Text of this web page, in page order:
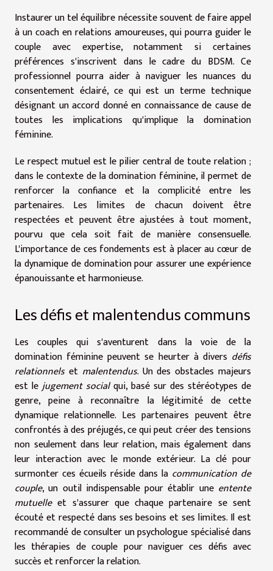
Instaurer un tel équilibre nécessite souvent de faire appel
à un coach en relations amoureuses, qui pourra guider le
couple avec expertise, notamment si certaines
préférences s'inscrivent dans le cadre du BDSM. Ce
professionnel pourra aider à naviguer les nuances du
consentement éclairé, ce qui est un terme technique
désignant un accord donné en connaissance de cause de
toutes les implications qu'implique la domination
féminine.
Le respect mutuel est le pilier central de toute relation ;
dans le contexte de la domination féminine, il permet de
renforcer la confiance et la complicité entre les
partenaires. Les limites de chacun doivent être
respectées et peuvent être ajustées à tout moment,
pourvu que cela soit fait de manière consensuelle.
L'importance de ces fondements est à placer au cœur de
la dynamique de domination pour assurer une expérience
épanouissante et harmonieuse.
Les défis et malentendus communs
Les couples qui s'aventurent dans la voie de la
domination féminine peuvent se heurter à divers défis
relationnels et malentendus. Un des obstacles majeurs
est lejugement socialqui, basé sur des stéréotypes de
genre, peine à reconnaître la légitimité de cette
dynamique relationnelle. Les partenaires peuvent être
confrontés à des préjugés, ce qui peut créer des tensions
non seulement dans leur relation, mais également dans
leur interaction avec le monde extérieur. La clé pour
surmonter ces écueils réside dans la communication de
couple, un outil indispensable pour établir une entente
mutuelleet s'assurer que chaque partenaire se sent
écouté et respecté dans ses besoins et ses limites. Il est
recommandé de consulter un psychologue spécialisé dans
les thérapies de couple pour naviguer ces défis avec
succès et renforcer la relation.